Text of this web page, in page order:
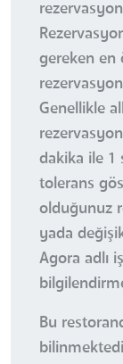
gereken en
Genellikle
dakika ile 1
tolerans
olduğunuz
yada
Agora adlı
Bu